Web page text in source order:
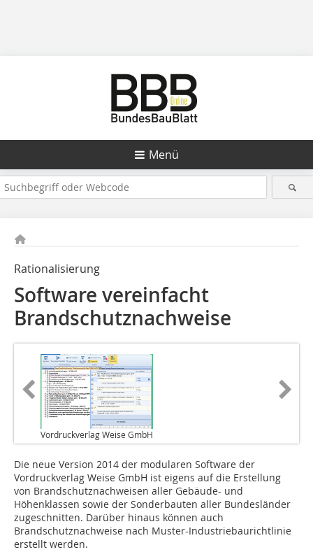
Menü
Rationalisierung
Software vereinfacht
Brandschutznachweise
Vordruckverlag Weise GmbH
Die neue Version 2014 der modularen Software der
Vordruckverlag Weise GmbH ist eigens auf die Erstellung
von Brandschutznachweisen aller Gebäude- und
Höhenklassen sowie der Sonderbauten aller Bundesländer
zugeschnitten. Darüber hinaus können auch
Brandschutznachweise nach Muster-Industriebaurichtlinie
erstellt werden.